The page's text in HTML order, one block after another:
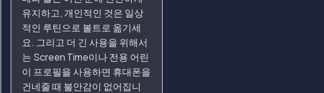
유지하고, 개인적인 것은 일상
적인 루틴으로 볼트로 옮기세
요. 그리고 더 긴 사용을 위해서
는 Screen Time이나 전용 어린
이 프로필을 사용하면 휴대폰을
건네줄 때 불안감이 없어집니